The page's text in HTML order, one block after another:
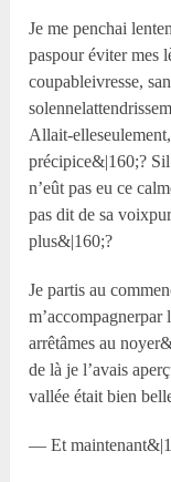
Je me penchai
paspour éviter mes
coupableivresse,
Allait-
précipice&|160;?
n’eût pas eu ce
pas dit de sa
plus&|160;?
Je partis au
m’accompagnerpar
arrêtâmes au
de là je l’avais
vallée était bien
— Et